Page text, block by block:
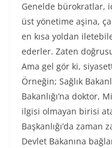
Genelde bürokratlar,
üst yönetime aşina,
en kısa yoldan
ederler. Zaten
Ama gel gör ki,
Örneğin; Sağlık
Bakanlığı’na doktor,
ilgisi olmayan birisi
Başkanlığı’da
Devlet Bakanına